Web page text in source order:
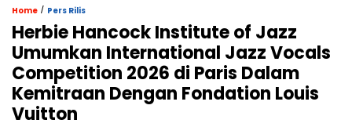
Home / Pers Rilis
Herbie Hancock Institute of Jazz
Umumkan International Jazz Vocals
Competition 2026 di Paris Dalam
Kemitraan Dengan Fondation Louis
Vuitton